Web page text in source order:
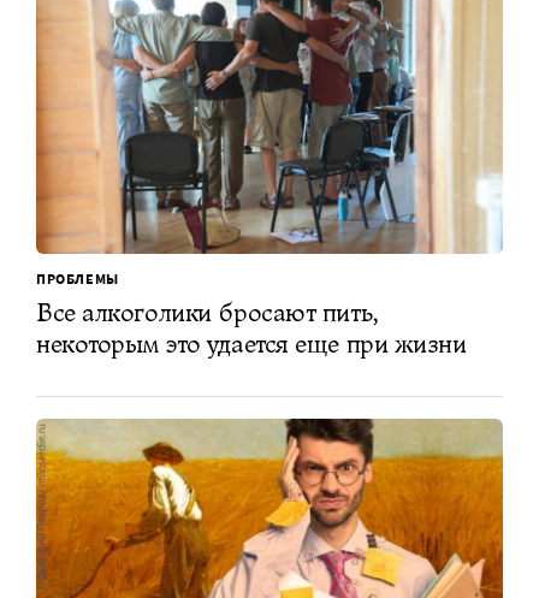
ПРОБЛЕМЫ
Все алкоголики бросают пить,
некоторым это удается еще при жизни